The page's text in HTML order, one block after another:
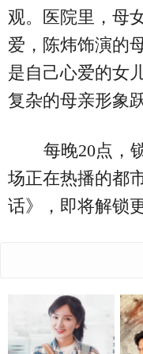
观。医院里，母
爱，陈炜饰演的
是自己心爱的女
复杂的母亲形象
每晚20点，
场正在热播的都
话》，即将解锁